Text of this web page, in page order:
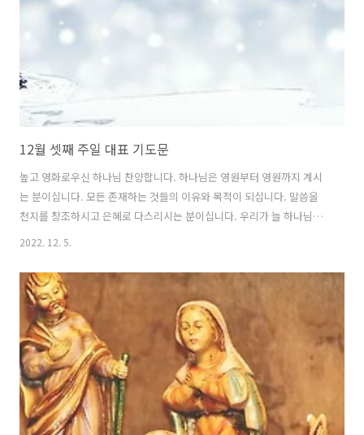
야 9:6)라는 말씀처럼, 평강의 왕으로 오신 예수님을 묵상하게 하시고, 우
리의 삶에 그분의..
12월 셋째 주일 대표 기도문
높고 영화로우신 하나님 찬양합니다. 하나님은 영원부터 영원까지 계시
는 분이십니다. 모든 존재하는 것들의 이유와 목적이 되십니다. 말씀을
천지를 창조하시고 은혜로 다스리시는 분이십니다. 우리가 늘 하나님의
은혜를 기억하며 살아가는 삶이 되기를 원합니다. 오늘도 12월 셋째 주
아가는 인생이 되기를 원합니다. 회개합니다. 주님 가장 거룩하시고 아름
다우신 주님께서 저희를 사랑해 주셨습니다. 하지만 우리는 늘 죄악 가운
데 살아갑니다. 주님, 이 시간 저희들의 죄를 회개합니다. 하나님의 말씀
대로 살지 못하며 살았던 저희들을 용서해 주세요. 하나님의 은혜가 아니
면 저희들은 아무것도 아닙니다. 하나님을 사랑합니다. 자비의 하나님,
저희가 하나님을 더..
2022. 12. 5.